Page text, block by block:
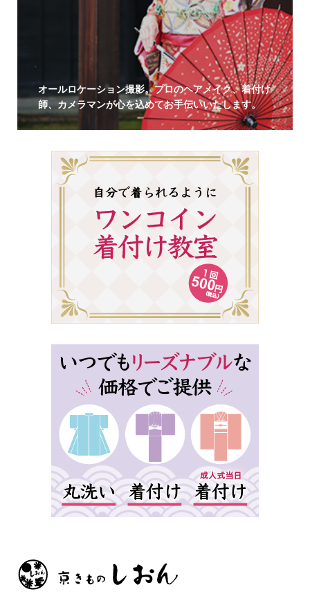
オールロケーション撮影。プロのヘアメイク、着付け
師、カメラマンが心を込めてお手伝いいたします。